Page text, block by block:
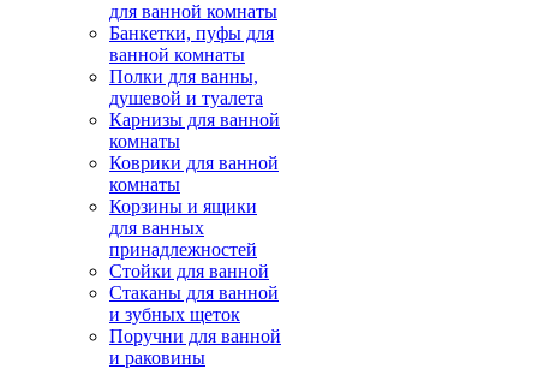
для ванной комнаты
Банкетки, пуфы для
ванной комнаты
Полки для ванны,
душевой и туалета
Карнизы для ванной
комнаты
Коврики для ванной
комнаты
Корзины и ящики
для ванных
принадлежностей
Стойки для ванной
Стаканы для ванной
и зубных щеток
Поручни для ванной
и раковины